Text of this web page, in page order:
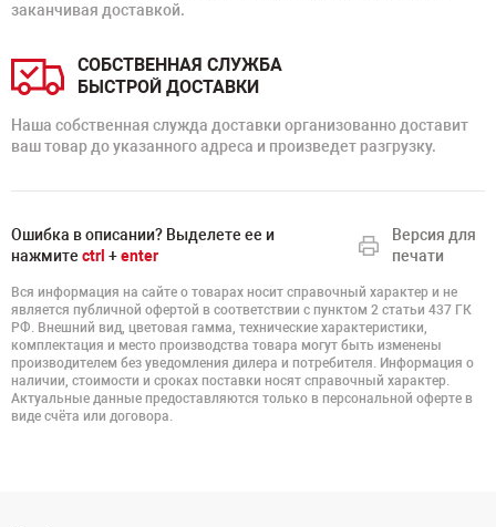
заканчивая доставкой.
СОБСТВЕННАЯ СЛУЖБА
БЫСТРОЙ ДОСТАВКИ
Наша собственная служда доставки организованно доставит
ваш товар до указанного адреса и произведет разгрузку.
Ошибка в описании? Выделете ее и
нажмите ctrl +enter
Версия для
печати
Вся информация на сайте о товарах носит справочный характер и не
является публичной офертой в соответствии с пунктом 2 статьи 437 ГК
РФ. Внешний вид, цветовая гамма, технические характеристики,
комплектация и место производства товара могут быть изменены
производителем без уведомления дилера и потребителя. Информация о
наличии, стоимости и сроках поставки носят справочный характер.
Актуальные данные предоставляются только в персональной оферте в
виде счёта или договора.